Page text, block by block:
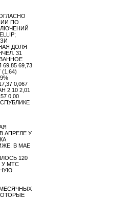
ПО
ДОЛЯ
31
69,73
0,067
2,10 2,01
0,00
АПРЕЛЕ У
В МАЕ
120
У МТС